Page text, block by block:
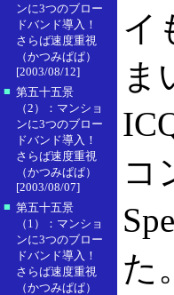
ンに3つのブロー
ドバンド導入！
さらば速度重視
（かつみぱぱ）
[2003/08/12]
■ 第五十五景
（2）：マンショ
ンに3つのブロー
ドバンド導入！
さらば速度重視
（かつみぱぱ）
[2003/08/07]
■ 第五十五景
（1）：マンショ
ンに3つのブロー
ドバンド導入！
さらば速度重視
（かつみぱぱ）
イ
ま
コ
た